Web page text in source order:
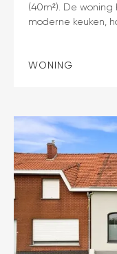
woonst
met
(40m²). De
moderne keuken,
WONING